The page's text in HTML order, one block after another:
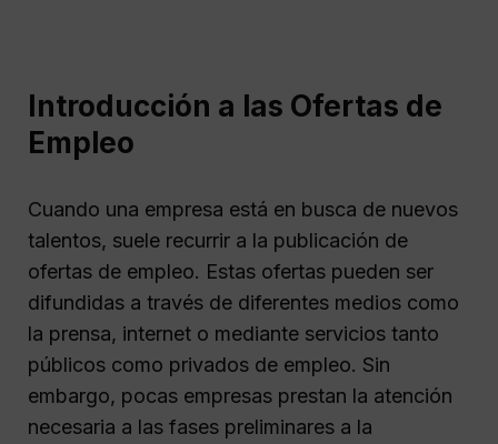
Introducción a las Ofertas de
Empleo
Cuando una empresa está en busca de nuevos
talentos, suele recurrir a la publicación de
ofertas de empleo. Estas ofertas pueden ser
difundidas a través de diferentes medios como
la prensa, internet o mediante servicios tanto
públicos como privados de empleo. Sin
embargo, pocas empresas prestan la atención
necesaria a las fases preliminares a la